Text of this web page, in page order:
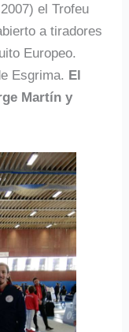
el Trofeu
a tiradores
Europeo.
Esgrima. El
Martín y